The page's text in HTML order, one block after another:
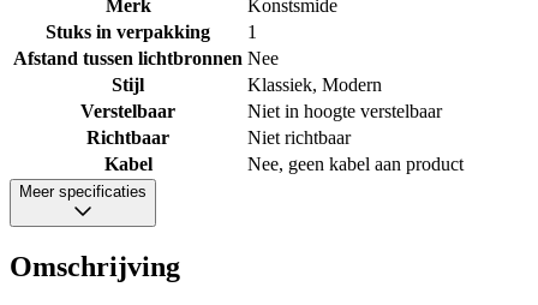
Merk
Konstsmide
Stuks in verpakking
1
Afstand tussen lichtbronnen Nee
Stijl
Klassiek, Modern
Verstelbaar
Niet in hoogte verstelbaar
Richtbaar
Niet richtbaar
Kabel
Nee, geen kabel aan product
Meer specificaties
Omschrijving